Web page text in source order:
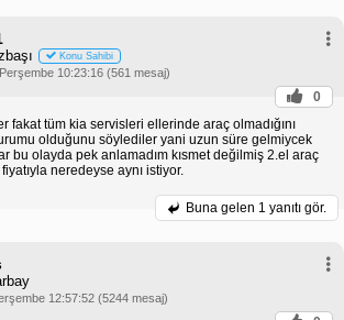
Konu Sahibi
10:23:16 (561 mesaj)
0
fakat tüm kia servisleri ellerinde araç olmadığını
olduğunu söylediler yani uzun süre gelmiycek
bu olayda pek anlamadım kısmet değilmiş 2.el araç
neredeyse aynı istiyor.
Buna gelen 1 yanıtı gör.
12:57:52 (5244 mesaj)